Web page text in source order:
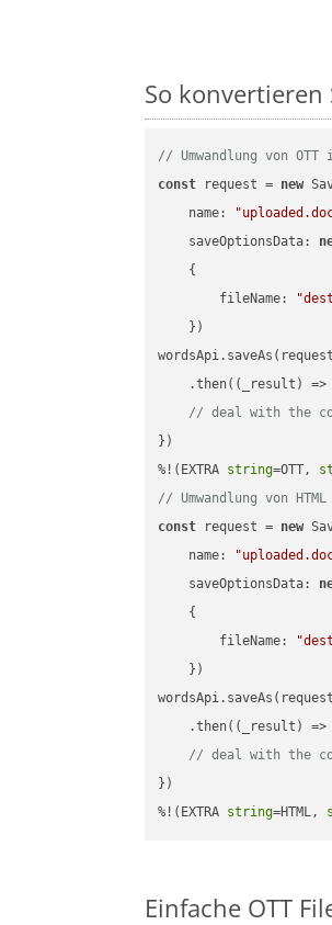
So konvertieren
// Umwandlung von OTT
const request = new
name:
saveOptionsData:
    {
fileName:
    })
    .then(
( _result ) =>
// deal with the
})
%!(EXTRA string=OTT,
// Umwandlung von HTML
const request = new
name:
saveOptionsData:
    {
fileName:
    })
    .then(
( _result ) =>
// deal with the
})
%!(EXTRA string=HTML,
Einfache OTT